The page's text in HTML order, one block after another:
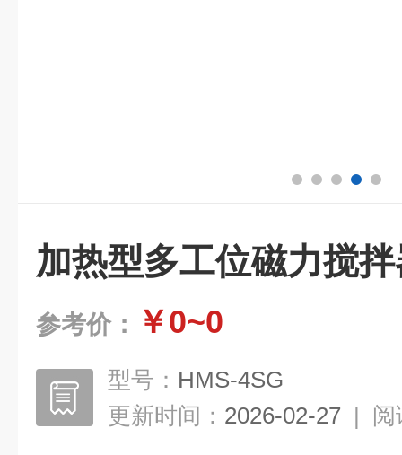
加热型多工位磁力搅
参考价： ￥0~0
型号： HMS-4SG
更新时间： 2026-02-27 | 阅